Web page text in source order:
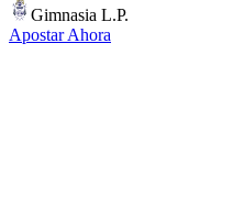
Gimnasia L.P.
Apostar Ahora